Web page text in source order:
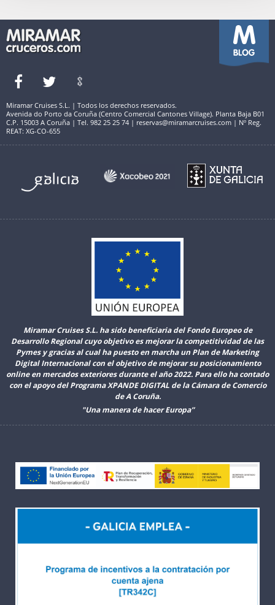
Miramar Cruises S.L. | Todos los derechos reservados.
Avenida do Porto da Coruña (Centro Comercial Cantones Village). Planta Baja B01
C.P. 15003 A Coruña | Tel. 982 25 25 74 | reservas@miramarcruises.com | Nº Reg.
REAT: XG-CO-655
Miramar Cruises S.L. ha sido beneficiaria del Fondo Europeo de
Desarrollo Regional cuyo objetivo es mejorar la competitividad de las
Pymes y gracias al cual ha puesto en marcha un Plan de Marketing
Digital Internacional con el objetivo de mejorar su posicionamiento
online en mercados exteriores durante el año 2022. Para ello ha contado
con el apoyo del Programa XPANDE DIGITAL de la Cámara de Comercio
de A Coruña.
"Una manera de hacer Europa”